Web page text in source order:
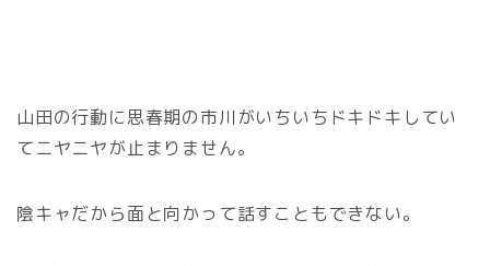
山田の行動に思春期の市川がいちいちドキドキしてい
てニヤニヤが止まりません。
陰キャだから面と向かって話すこともできない。